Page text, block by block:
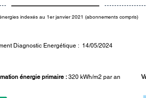
indexés au 1er janvier 2021 (abonnements compris)
Diagnostic Energétique : 14/05/2024
énergie primaire : 320 kWh/m2 par an